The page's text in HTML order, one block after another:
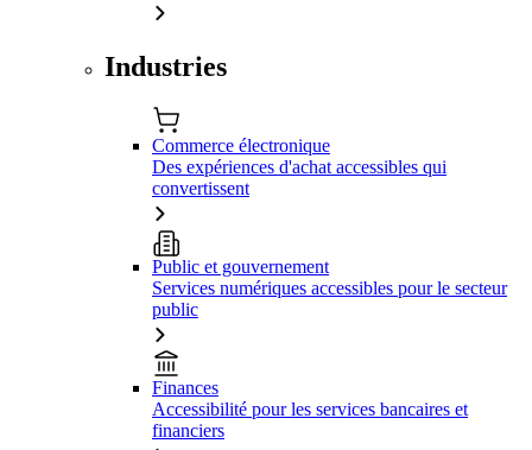
Industries
Commerce électronique
Des expériences d'achat accessibles qui
convertissent
Public et gouvernement
Services numériques accessibles pour le secteur
public
Finances
Accessibilité pour les services bancaires et
financiers